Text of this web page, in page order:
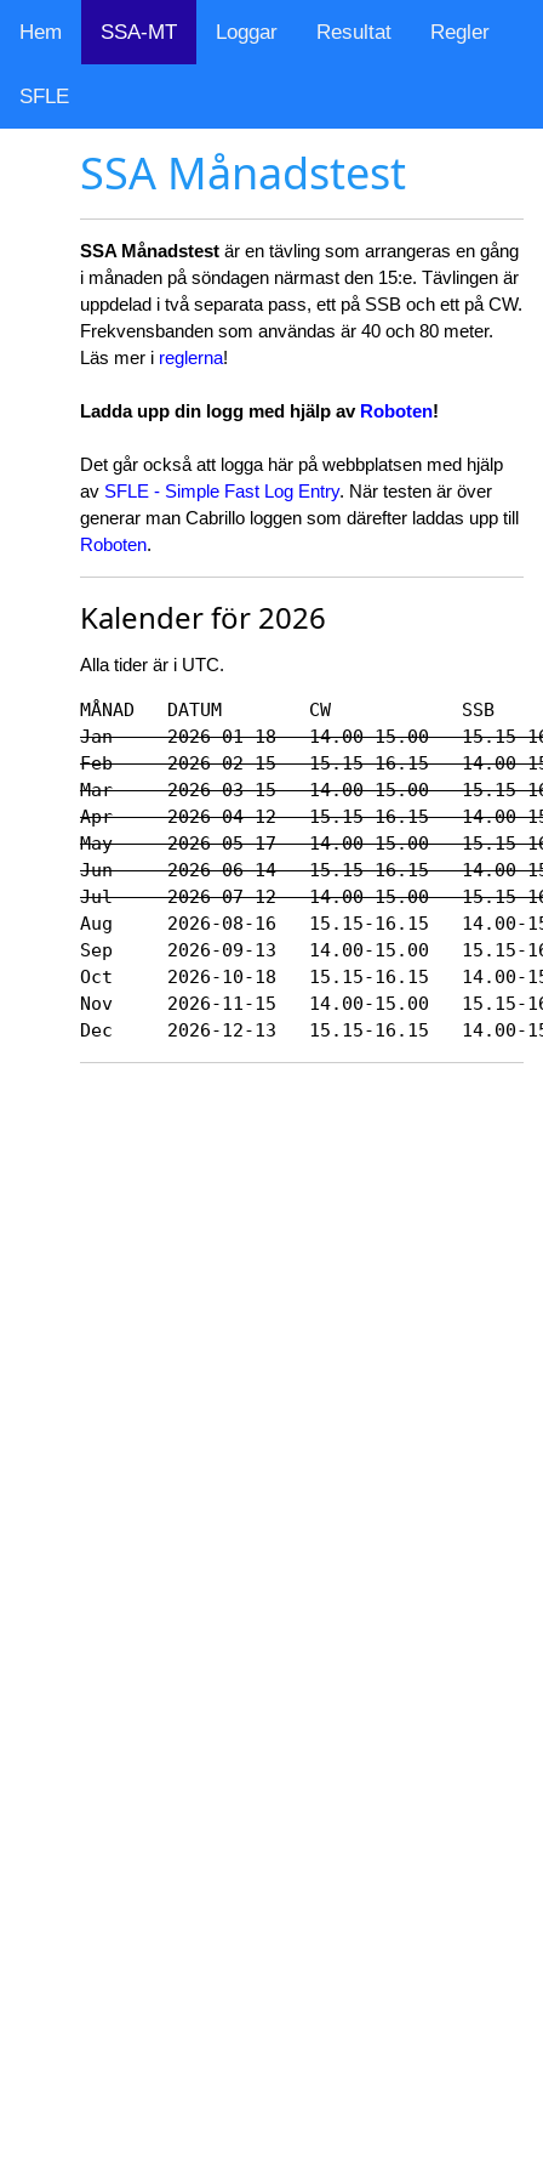
Hem SSA-MT Loggar Resultat Regler
SFLE
SSA Månadstest
SSA Månadstest är en tävling som arrangeras en gång
i månaden på söndagen närmast den 15:e. Tävlingen är
uppdelad i två separata pass, ett på SSB och ett på CW.
Frekvensbanden som användas är 40 och 80 meter.
Läs mer i reglerna!
Ladda upp din logg med hjälp av Roboten!
Det går också att logga här på webbplatsen med hjälp
av SFLE - Simple Fast Log Entry. När testen är över
generar man Cabrillo loggen som därefter laddas upp till
Roboten.
Kalender för 2026
Alla tider är i UTC.
Jan     2026-01-18   14.00-15.00   15.15-
Feb     2026-02-15   15.15-16.15   14.00-
Mar     2026-03-15   14.00-15.00   15.15-
Apr     2026-04-12   15.15-16.15   14.00-
May     2026-05-17   14.00-15.00   15.15-
Jun     2026-06-14   15.15-16.15   14.00-
Jul     2026-07-12   14.00-15.00   15.15-
Aug     2026-08-16   15.15-16.15   14.00-
Sep     2026-09-13   14.00-15.00   15.15-
Oct     2026-10-18   15.15-16.15   14.00-
Nov     2026-11-15   14.00-15.00   15.15-